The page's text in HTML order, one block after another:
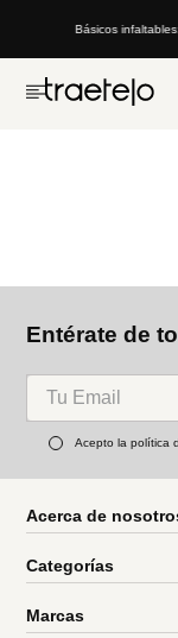
Básicos
Entérate de
Acepto la política
Acerca de
Categorías
Marcas